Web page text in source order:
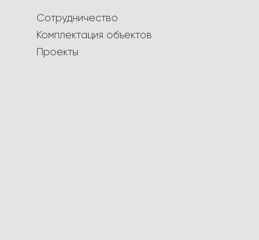
Сотрудничество
Комплектация объектов
Проекты